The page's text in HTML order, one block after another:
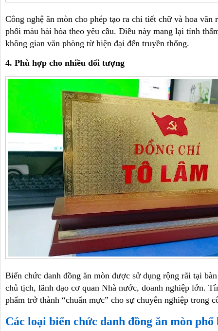
Công nghệ ăn mòn cho phép tạo ra chi tiết chữ và hoa văn
phối màu hài hòa theo yêu cầu. Điều này mang lại tính
không gian văn phòng từ hiện đại đến truyền thống.
4. Phù hợp cho nhiều đối tượng
Biển chức danh đồng ăn mòn được sử dụng rộng rãi tại
chủ tịch, lãnh đạo cơ quan Nhà nước, doanh nghiệp lớn.
phẩm trở thành “chuẩn mực” cho sự chuyên nghiệp trong
Các loại biển chức danh đồng ăn mòn phổ